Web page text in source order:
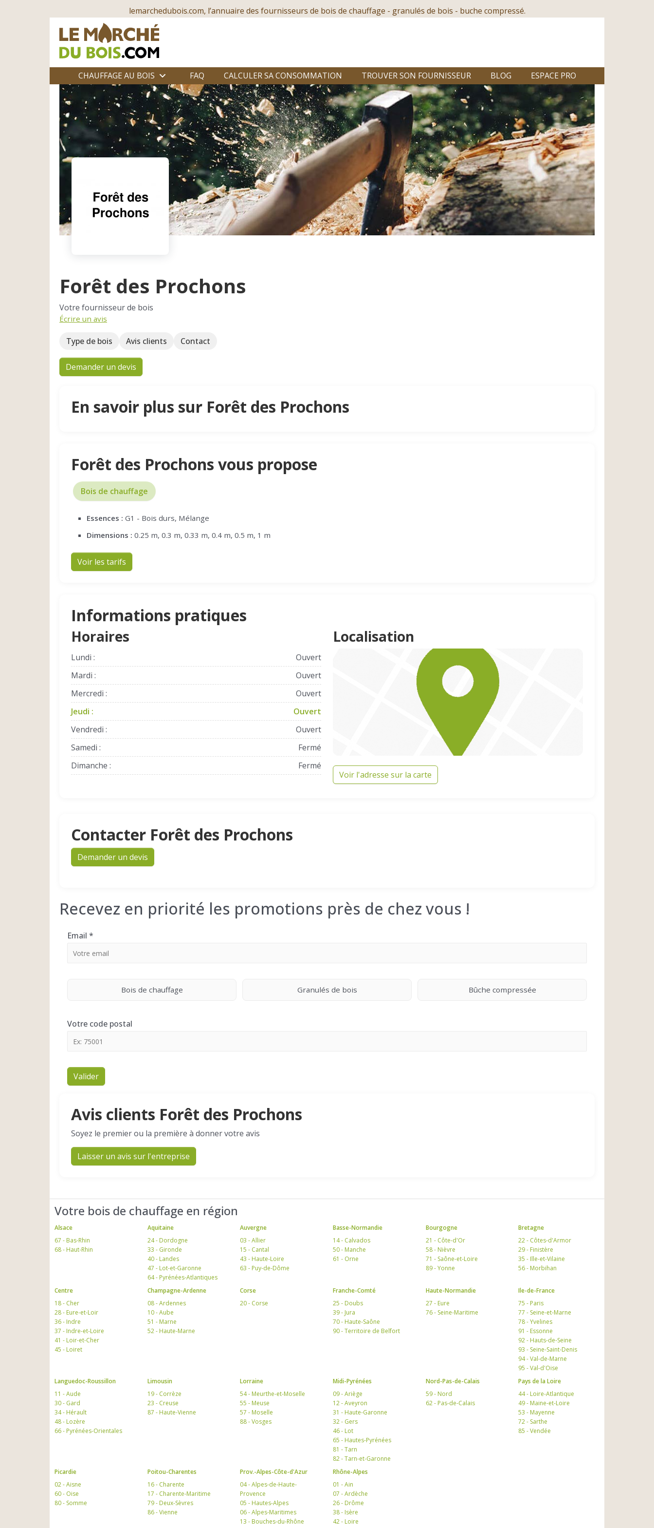
lemarchedubois.com, l’annuaire des fournisseurs de bois de chauffage - granulés de bois - buche compressé.
CHAUFFAGE AU BOIS FAQ CALCULER SA CONSOMMATION TROUVER SON FOURNISSEUR BLOG ESPACE PRO
Forêt des Prochons
Votre fournisseur de bois
Écrire un avis
Type de bois Avis clients Contact
Demander un devis
En savoir plus sur Forêt des Prochons
Forêt des Prochons vous propose
Bois de chauffage
Essences : G1 - Bois durs, Mélange
Dimensions : 0.25 m, 0.3 m, 0.33 m, 0.4 m, 0.5 m, 1 m
Voir les tarifs
Informations pratiques
Horaires
Lundi :
Ouvert
Mardi :
Ouvert
Mercredi :
Ouvert
Jeudi :
Ouvert
Vendredi :
Ouvert
Samedi :
Fermé
Dimanche :
Fermé
Localisation
Voir l'adresse sur la carte
Contacter Forêt des Prochons
Demander un devis
Recevez en priorité les promotions près de chez vous !
Email *
Bois de chauffage Granulés de bois Bûche compressée
Votre code postal
Valider
Avis clients Forêt des Prochons
Soyez le premier ou la première à donner votre avis
Laisser un avis sur l'entreprise
Votre bois de chauffage en région
Alsace
67 - Bas-Rhin
68 - Haut-Rhin
Aquitaine
24 - Dordogne
33 - Gironde
40 - Landes
47 - Lot-et-Garonne
64 - Pyrénées-Atlantiques
Auvergne
03 - Allier
15 - Cantal
43 - Haute-Loire
63 - Puy-de-Dôme
Basse-Normandie
14 - Calvados
50 - Manche
61 - Orne
Bourgogne
21 - Côte-d'Or
58 - Nièvre
71 - Saône-et-Loire
89 - Yonne
Bretagne
22 - Côtes-d'Armor
29 - Finistère
35 - Ille-et-Vilaine
56 - Morbihan
Centre
18 - Cher
28 - Eure-et-Loir
36 - Indre
37 - Indre-et-Loire
41 - Loir-et-Cher
45 - Loiret
Champagne-Ardenne
08 - Ardennes
10 - Aube
51 - Marne
52 - Haute-Marne
Corse
20 - Corse
Franche-Comté
25 - Doubs
39 - Jura
70 - Haute-Saône
90 - Territoire de Belfort
Haute-Normandie
27 - Eure
76 - Seine-Maritime
Ile-de-France
75 - Paris
77 - Seine-et-Marne
78 - Yvelines
91 - Essonne
92 - Hauts-de-Seine
93 - Seine-Saint-Denis
94 - Val-de-Marne
95 - Val-d'Oise
Languedoc-Roussillon
11 - Aude
30 - Gard
34 - Hérault
48 - Lozère
66 - Pyrénées-Orientales
Limousin
19 - Corrèze
23 - Creuse
87 - Haute-Vienne
Lorraine
54 - Meurthe-et-Moselle
55 - Meuse
57 - Moselle
88 - Vosges
Midi-Pyrénées
09 - Ariège
12 - Aveyron
31 - Haute-Garonne
32 - Gers
46 - Lot
65 - Hautes-Pyrénées
81 - Tarn
82 - Tarn-et-Garonne
Nord-Pas-de-Calais
59 - Nord
62 - Pas-de-Calais
Pays de la Loire
44 - Loire-Atlantique
49 - Maine-et-Loire
53 - Mayenne
72 - Sarthe
85 - Vendée
Picardie
02 - Aisne
60 - Oise
80 - Somme
Poitou-Charentes
16 - Charente
17 - Charente-Maritime
79 - Deux-Sèvres
86 - Vienne
Prov.-Alpes-Côte-d'Azur
04 - Alpes-de-Haute-
Provence
05 - Hautes-Alpes
06 - Alpes-Maritimes
13 - Bouches-du-Rhône
Rhône-Alpes
01 - Ain
07 - Ardèche
26 - Drôme
38 - Isère
42 - Loire